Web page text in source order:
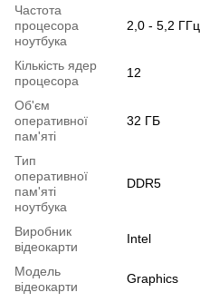
Частота
процесора
ноутбука
2,0 - 5,2 ГГц
Кількість ядер
процесора
12
Об'єм
оперативної
пам'яті
32 ГБ
Тип
оперативної
пам'яті
ноутбука
DDR5
Виробник
відеокарти
Intel
Модель
відеокарти
Graphics